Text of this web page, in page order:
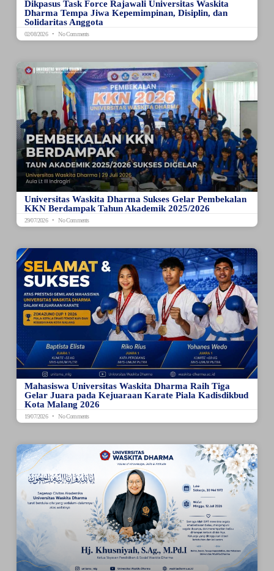
Dikpasus Task Force Rajawali Universitas Waskita
Dharma Tempa Jiwa Kepemimpinan, Disiplin, dan
Solidaritas Anggota
02/08/2026 No Comments
Universitas Waskita Dharma Sukses Gelar Pembekalan
KKN Berdampak Tahun Akademik 2025/2026
29/07/2026 No Comments
Mahasiswa Universitas Waskita Dharma Raih Tiga
Gelar Juara pada Kejuaraan Karate Piala Kadisdikbud
Kota Malang 2026
19/07/2026 No Comments